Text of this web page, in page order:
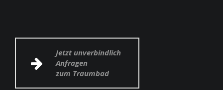
Jetzt unverbindlich
Anfragen
zum Traumbad